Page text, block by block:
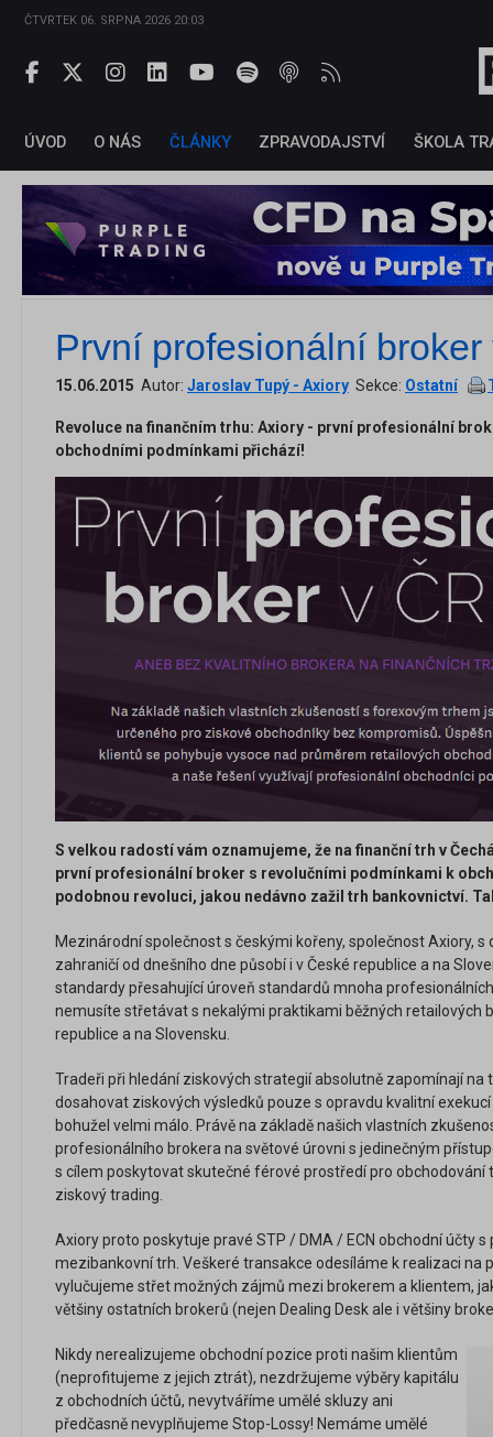
ČTVRTEK 06. SRPNA 2026 20:03
ÚVOD O NÁS ČLÁNKY ZPRAVODAJSTVÍ ŠKOLA
První profesionální
15.06.2015 Autor: Jaroslav Tupý - Axiory Sekce: Ostatní
Revoluce na finančním trhu: Axiory - první profesionální
obchodními podmínkami přichází!
S velkou radostí vám oznamujeme, že na finanční trh v
první profesionální broker s revolučními podmínkami k
podobnou revoluci, jakou nedávno zažil trh bankovnictví.
Mezinárodní společnost s českými kořeny, společnost Axiory,
zahraničí od dnešního dne působí i v České republice a na
standardy přesahující úroveň standardů mnoha
nemusíte střetávat s nekalými praktikami běžných retailových
republice a na Slovensku.
Tradeři při hledání ziskových strategií absolutně zapomínají na
dosahovat ziskových výsledků pouze s opravdu kvalitní
bohužel velmi málo. Právě na základě našich vlastních
profesionálního brokera na světové úrovni s jedinečným
s cílem poskytovat skutečné férové prostředí pro obchodování
ziskový trading.
Axiory proto poskytuje pravé STP / DMA / ECN obchodní účty
mezibankovní trh. Veškeré transakce odesíláme k realizaci na
vylučujeme střet možných zájmů mezi brokerem a klientem,
většiny ostatních brokerů (nejen Dealing Desk ale i většiny
Nikdy nerealizujeme obchodní pozice proti našim klientům
(neprofitujeme z jejich ztrát), nezdržujeme výběry kapitálu
z obchodních účtů, nevytváříme umělé skluzy ani
předčasně nevyplňujeme Stop-Lossy! Nemáme umělé